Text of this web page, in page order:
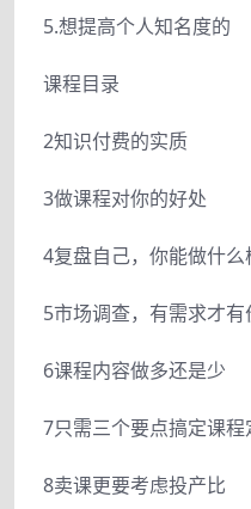
5.想提高个人知名度的
课程目录
2知识付费的实质
3做课程对你的好处
4复盘自己，你能做什么
5市场调查，有需求才有
6课程内容做多还是少
7只需三个要点搞定课程
8卖课更要考虑投产比